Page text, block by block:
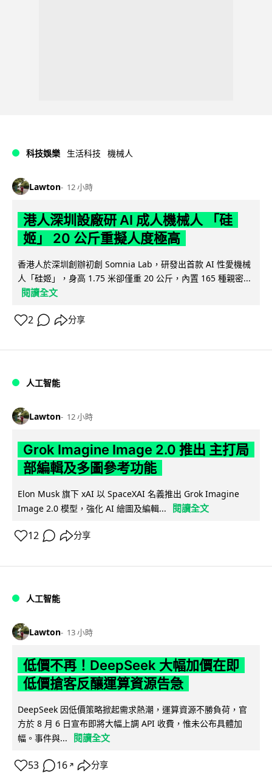
科技娛樂 生活科技 機械人
Lawton 12 小時
港人深圳設廠研 AI 成人機械人 「硅
姬」 20 公斤重擬人度極高
香港人於深圳創辦初創 Somnia Lab，研發出首款 AI 性愛機械
人「硅姬」，身高 1.75 米卻僅重 20 公斤，內置 165 種親密...
閱讀全文
2 分享
人工智能
Lawton 12 小時
Grok Imagine Image 2.0 推出 主打局
部編輯及多圖參考功能
Elon Musk 旗下 xAI 以 SpaceXAI 名義推出 Grok Imagine
Image 2.0 模型，強化 AI 繪圖及編輯...
閱讀全文
12 分享
人工智能
Lawton 13 小時
低價不再！DeepSeek 大幅加價在即
低價搶客反釀運算資源告急
DeepSeek 因低價策略掀起需求熱潮，運算資源不勝負荷，官
方於 8 月 6 日宣布即將大幅上調 API 收費，惟未公布具體加
幅。事件與...
閱讀全文
53 16 ↗ 分享